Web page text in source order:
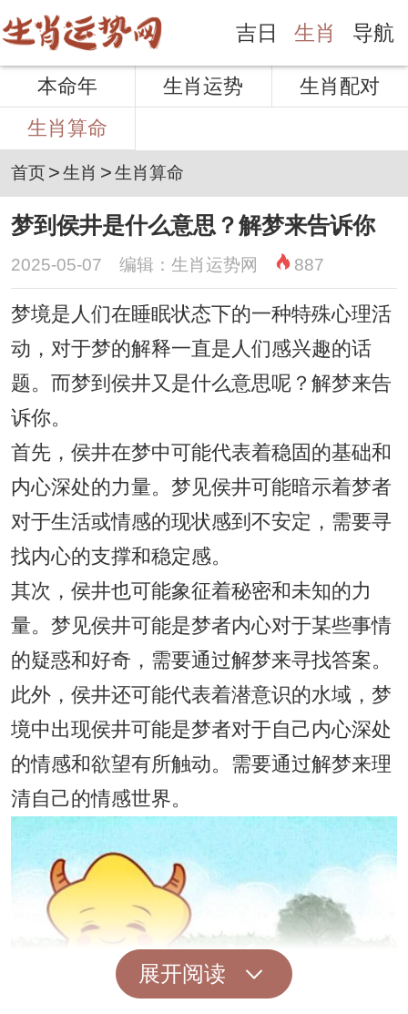
吉日 生肖 导航
本命年 生肖运势
生肖配对
生肖算命
首页>生肖 >生肖算命
梦到侯井是什么意思？解梦来告诉你
2025-05-07 编辑：生肖运势网 887
梦境是人们在睡眠状态下的一种特殊心理活
动，对于梦的解释一直是人们感兴趣的话
题。而梦到侯井又是什么意思呢？解梦来告
诉你。
首先，侯井在梦中可能代表着稳固的基础和
内心深处的力量。梦见侯井可能暗示着梦者
对于生活或情感的现状感到不安定，需要寻
找内心的支撑和稳定感。
其次，侯井也可能象征着秘密和未知的力
量。梦见侯井可能是梦者内心对于某些事情
的疑惑和好奇，需要通过解梦来寻找答案。
此外，侯井还可能代表着潜意识的水域，梦
境中出现侯井可能是梦者对于自己内心深处
的情感和欲望有所触动。需要通过解梦来理
清自己的情感世界。
展开阅读